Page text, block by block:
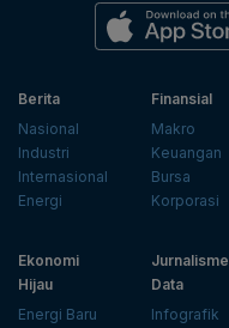
Berita
Nasional
Industri
Internasional
Energi
Finansial
Makro
Keuangan
Bursa
Korporasi
Ekonomi
Hijau
Energi Baru
Jurnalisme
Data
Infografik